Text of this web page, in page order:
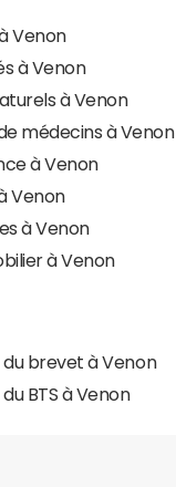
à Venon
à Venon
à Venon
médecins à Venon
à Venon
Venon
à Venon
à Venon
du brevet à Venon
BTS à Venon